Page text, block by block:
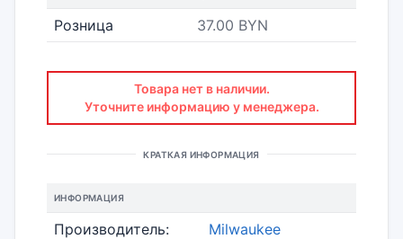
Розница 37.00 BYN
Товара нет в наличии.
Уточните информацию у менеджера.
КРАТКАЯ ИНФОРМАЦИЯ
ИНФОРМАЦИЯ
Производитель:
Milwaukee